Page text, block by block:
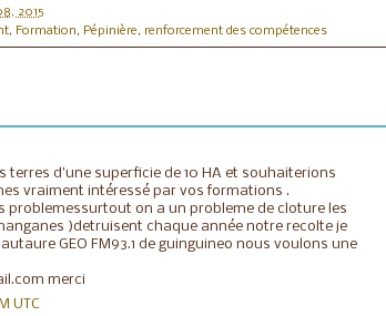
2015
, Formation, Pépinière, renforcement des compétences
terres d'une superficie de 10 HA et souhaiterions
vraiment intéressé par vos formations .
problemessurtout on a un probleme de cloture les
)detruisent chaque année notre recolte je
GEO FM93.1 de guinguineo nous voulons une
merci
UTC